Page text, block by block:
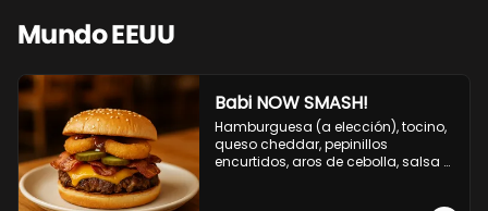
Mundo EEUU
Babi NOW SMASH!
Hamburguesa (a elección), tocino,
queso cheddar, pepinillos
encurtidos, aros de cebolla, salsa